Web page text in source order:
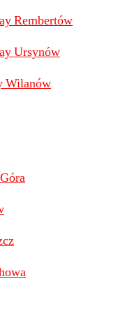
Rembertów
Ursynów
Wilanów